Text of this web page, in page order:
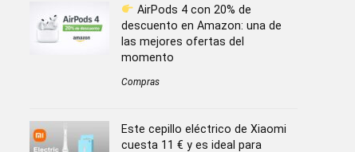
AirPods 4 con 20% de
descuento en Amazon: una de
las mejores ofertas del
momento
Compras
Este cepillo eléctrico de Xiaomi
cuesta 11 € y es ideal para